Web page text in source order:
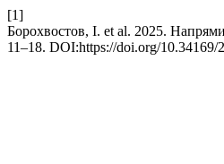
[1]
Борохвостов, І. et al. 2025.
11–18. DOI:https://doi.org/10.34169/